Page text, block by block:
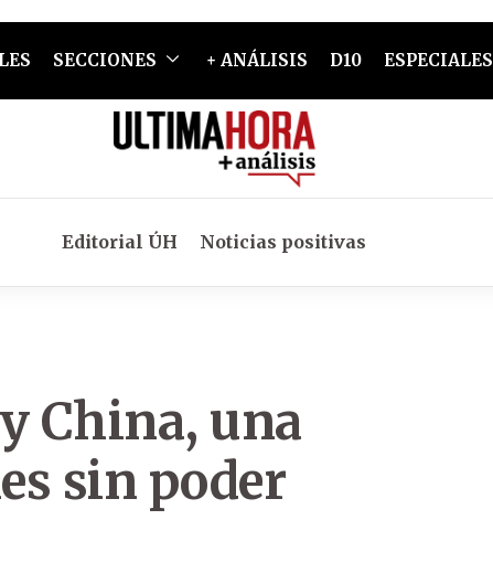
SECCIONES + ANÁLISIS D10 ESPECIALES
Editorial ÚH Noticias positivas
China, una
sin poder